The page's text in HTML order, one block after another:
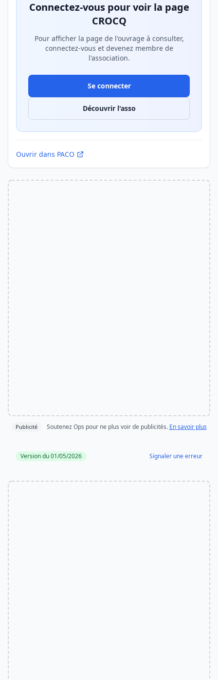
Connectez-vous pour voir la page
CROCQ
Pour afficher la page de l'ouvrage à consulter,
connectez-vous et devenez membre de
l'association.
Se connecter
Découvrir l'asso
Ouvrir dans PACO
Publicité Soutenez Ops pour ne plus voir de publicités. En savoir plus
Version du 01/05/2026 Signaler une erreur